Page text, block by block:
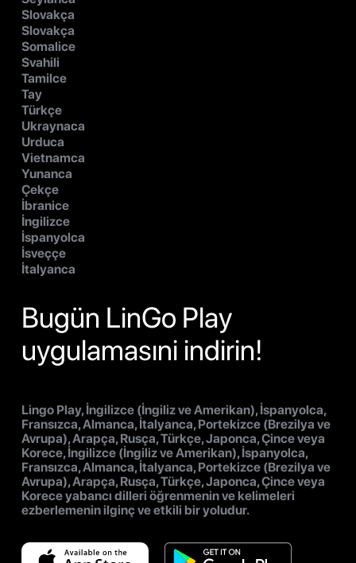
Slovakça
Slovakça
Somalice
Svahili
Tamilce
Tay
Türkçe
Ukraynaca
Urduca
Vietnamca
Yunanca
Çekçe
İbranice
İngilizce
İspanyolca
İsveççe
İtalyanca
Bugün LinGo Play
uygulamasıni indirin!
Lingo Play, İngilizce (İngiliz ve Amerikan), İspanyolca,
Fransızca, Almanca, İtalyanca, Portekizce (Brezilya ve
Avrupa), Arapça, Rusça, Türkçe, Japonca, Çince veya
Korece, İngilizce (İngiliz ve Amerikan), İspanyolca,
Fransızca, Almanca, İtalyanca, Portekizce (Brezilya ve
Avrupa), Arapça, Rusça, Türkçe, Japonca, Çince veya
Korece yabancı dilleri öğrenmenin ve kelimeleri
ezberlemenin ilginç ve etkili bir yoludur.